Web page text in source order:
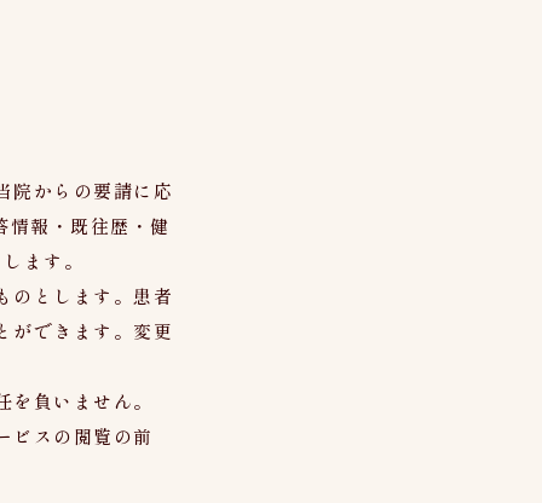
院からの要請に応
報・既往歴・健
ます。
のとします。患者
ができます。変更
負いません。
ビスの閲覧の前